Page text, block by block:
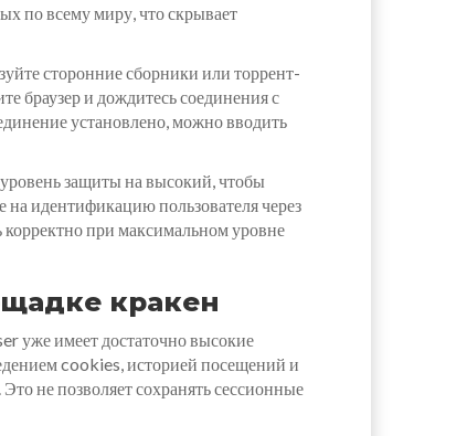
по всему миру, что скрывает
сторонние сборники или торрент-
браузер и дождитесь соединения с
установлено, можно вводить
защиты на высокий, чтобы
идентификацию пользователя через
при максимальном уровне
кракен
уже имеет достаточно высокие
cookies, историей посещений и
не позволяет сохранять сессионные